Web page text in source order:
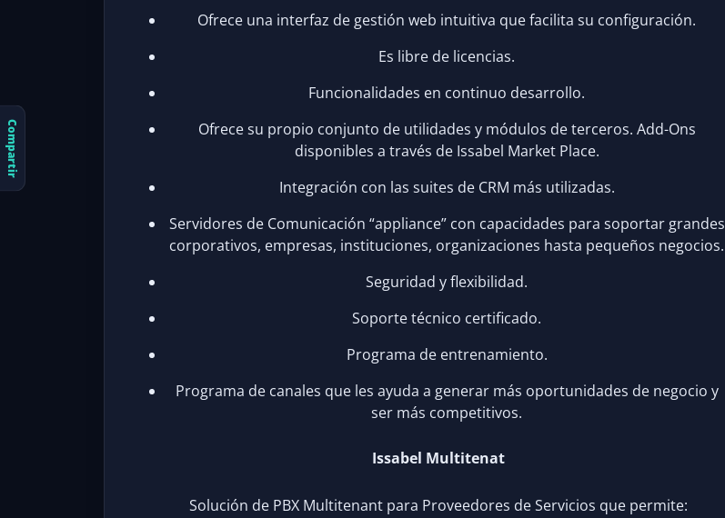
Ofrece una interfaz de gestión web intuitiva que facilita su configuración.
Es libre de licencias.
Funcionalidades en continuo desarrollo.
Ofrece su propio conjunto de utilidades y módulos de terceros. Add-Ons
disponibles a través de Issabel Market Place.
Integración con las suites de CRM más utilizadas.
Servidores de Comunicación “appliance” con capacidades para soportar grandes
corporativos, empresas, instituciones, organizaciones hasta pequeños negocios.
Seguridad y flexibilidad.
Soporte técnico certificado.
Programa de entrenamiento.
Programa de canales que les ayuda a generar más oportunidades de negocio y
ser más competitivos.
Issabel Multitenat
Solución de PBX Multitenant para Proveedores de Servicios que permite:
Compartir